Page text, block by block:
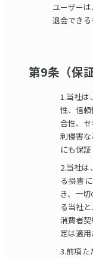
ユーザー
退会できる
第9条（保
1.当社
性、信
合性、
利侵害
にも保証
2.当社
る損害
き、一
る当社
消費者
定は適用
3.前項た